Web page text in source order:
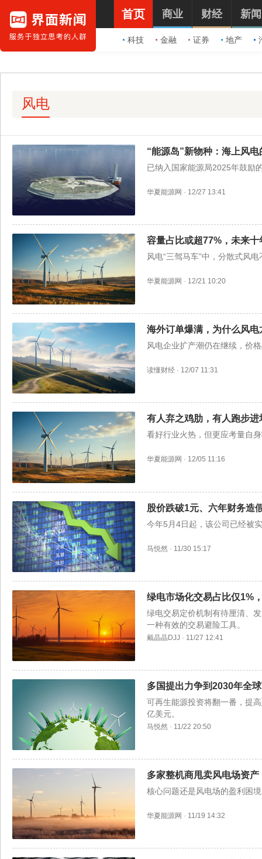
首页
科技 金融 证券 地产
商业 财经 新闻
风电
“能源岛”新物种：海上风
已纳入国家能源局2025年鼓励
华夏能源网 · 12/27 13:41
容量占比或超77%，未来
风电“三驾马车”中，分散式风
华夏能源网 · 12/21 10:20
海外订单爆满，为什么风
风电企业扩产潮仍在继续，价
读懂财经 · 12/07 11:31
有人弃之鸡肋，有人跑步
看好行业火热，但更应考量自
华夏能源网 · 12/05 11:16
股价跌破1元、六年财务造
今年5月4日起，该公司已经被
马悦然 · 11/30 15:17
绿电市场化交易占比仅1%
绿电交易定价机制有待厘清、
一种有效的交易避险工具。
戴晶晶DJJ · 11/27 12:41
多国提出力争到2030年全
可再生能源投资将翻一番，提
亿美元。
马悦然 · 11/22 20:50
多家整机商甩卖风电场资
核心问题还是风电场的盈利困
华夏能源网 · 11/19 14:32